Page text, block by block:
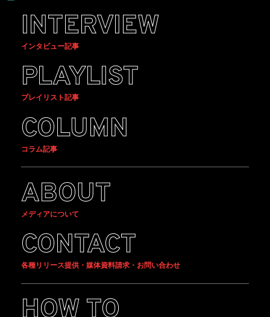
INTERVIEW
インタビュー記事
PLAYLIST
プレイリスト記事
COLUMN
コラム記事
ABOUT
メディアについて
CONTACT
各種リリース提供・媒体資料請求・お問い合わせ